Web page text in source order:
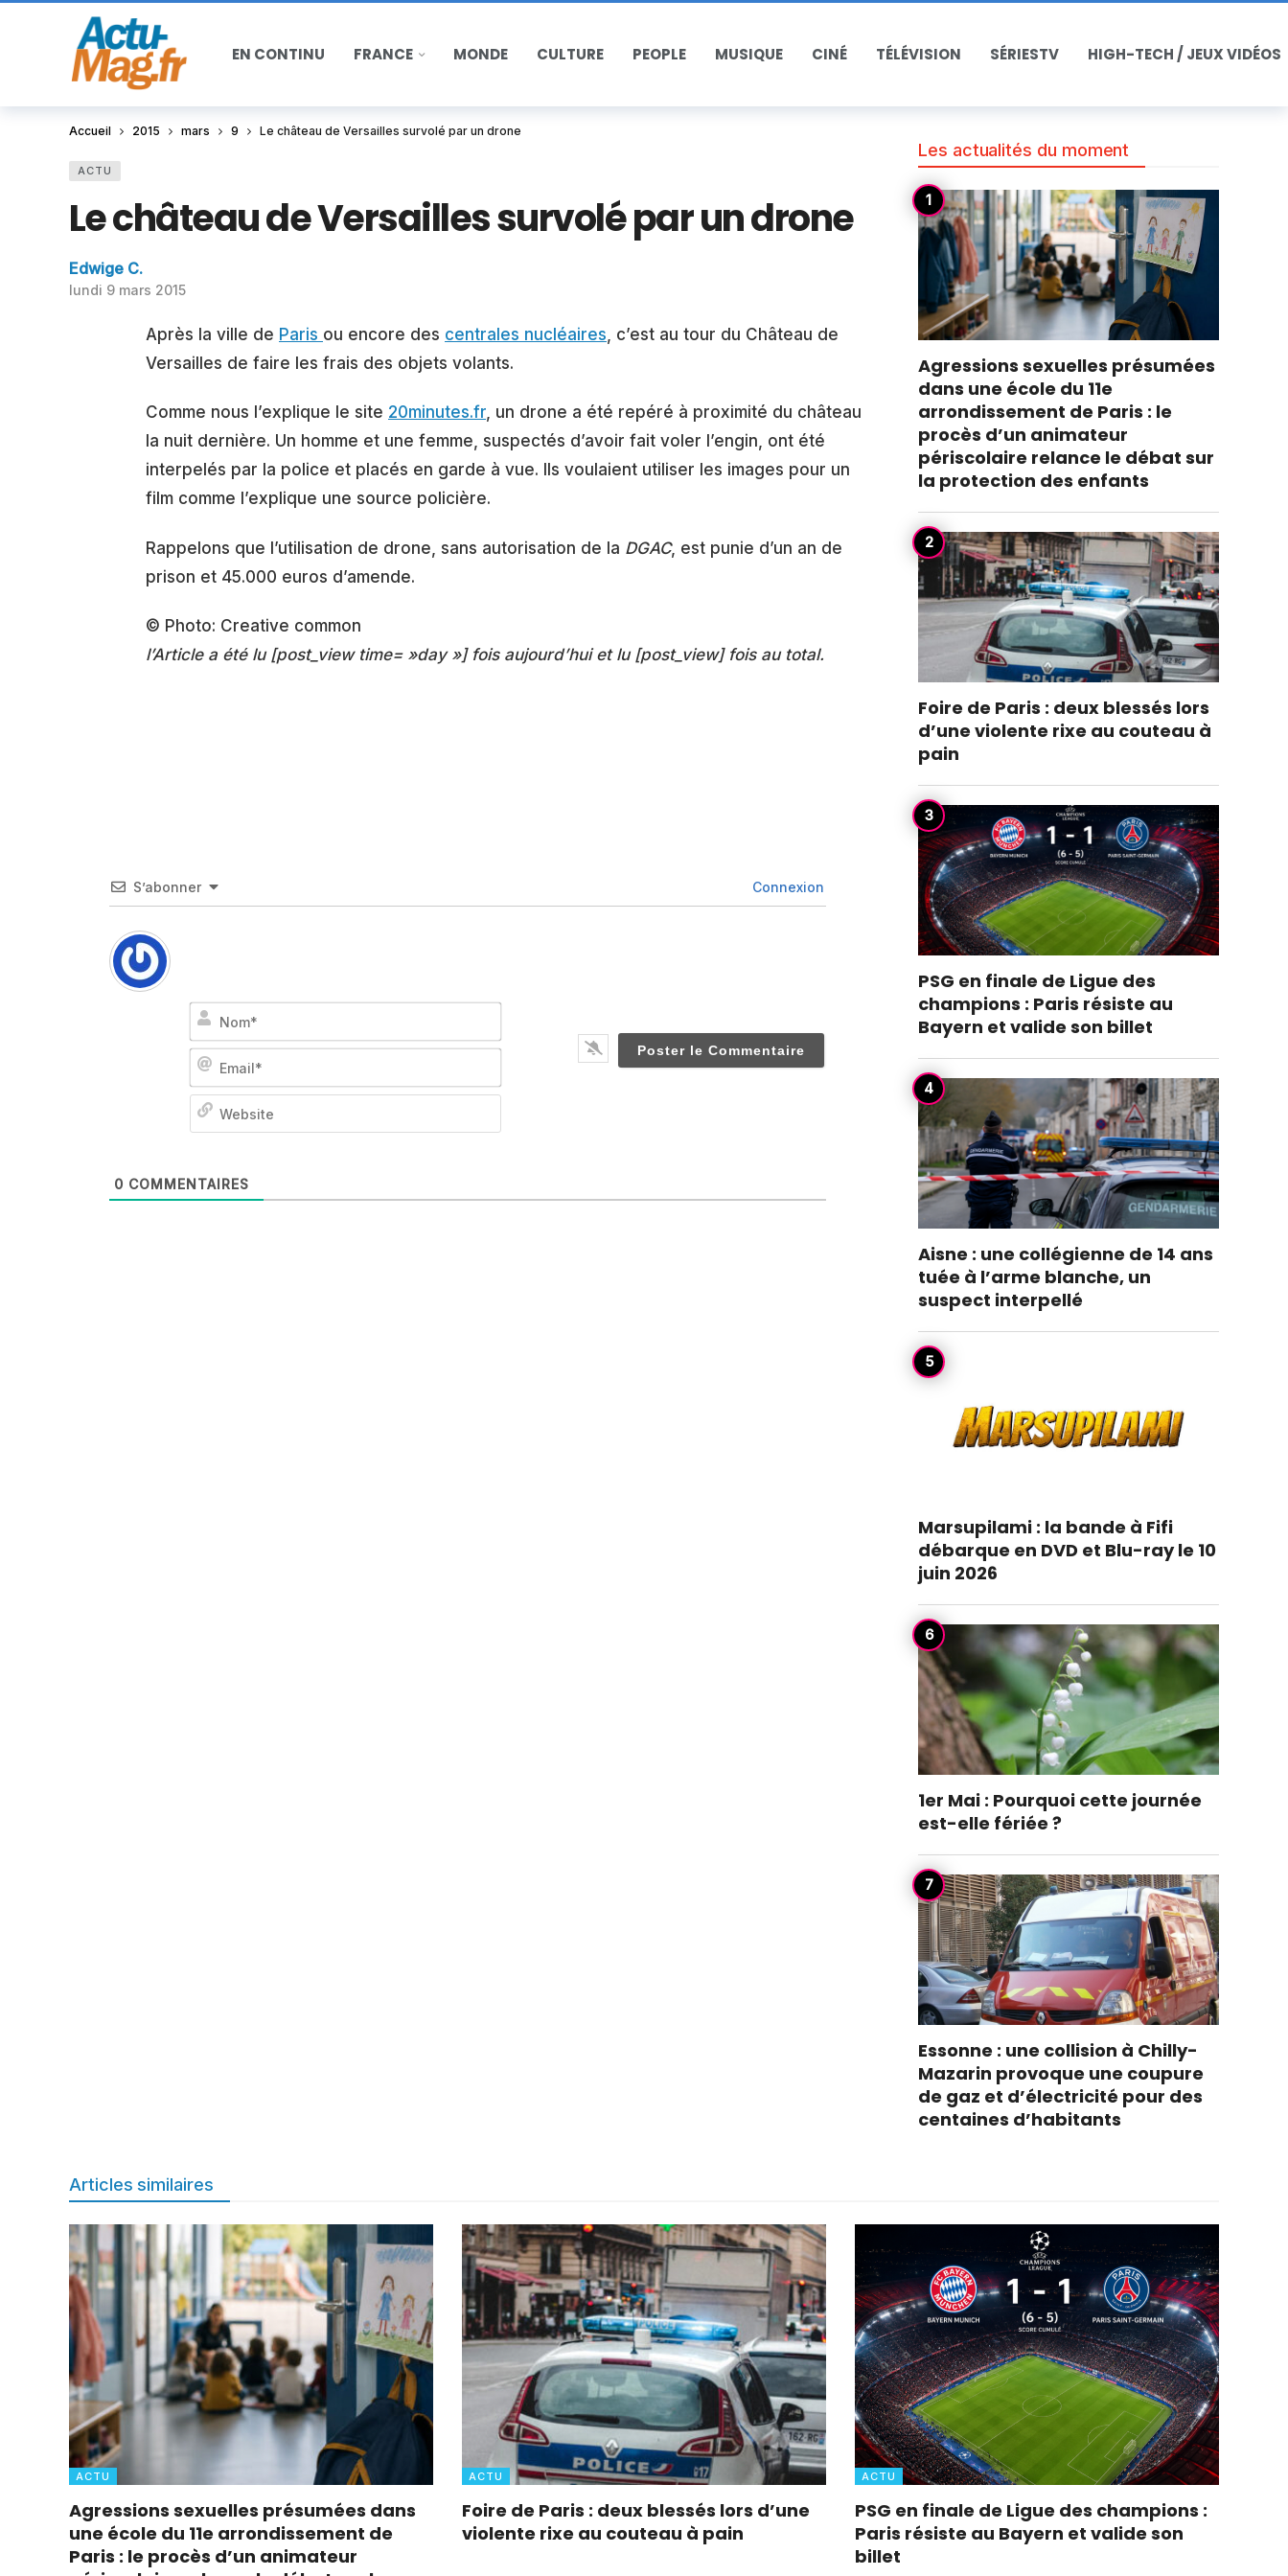
EN CONTINU FRANCE MONDE CULTURE PEOPLE MUSIQUE CINÉ TÉLÉVISION SÉRIESTV HIGH-TECH / JEUX VIDÉOS
Accueil 2015 mars 9 Le château de Versailles survolé par un drone
ACTU
Le château de Versailles survolé par un drone
Edwige C.
lundi 9 mars 2015
Après la ville de Paris ou encore des centrales nucléaires, c’est au tour du Château de
Versailles de faire les frais des objets volants.
Comme nous l’explique le site 20minutes.fr, un drone a été repéré à proximité du château
la nuit dernière. Un homme et une femme, suspectés d’avoir fait voler l’engin, ont été
interpelés par la police et placés en garde à vue. Ils voulaient utiliser les images pour un
film comme l’explique une source policière.
Rappelons que l’utilisation de drone, sans autorisation de la DGAC, est punie d’un an de
prison et 45.000 euros d’amende.
© Photo: Creative common
l’Article a été lu [post_view time= »day »] fois aujourd’hui et lu [post_view] fois au total.
S’abonner Connexion
Nom*
Email*
Website
0 COMMENTAIRES
Les actualités du moment
Agressions sexuelles présumées
dans une école du 11e
arrondissement de Paris : le
procès d’un animateur
périscolaire relance le débat sur
la protection des enfants
Foire de Paris : deux blessés lors
d’une violente rixe au couteau à
pain
PSG en finale de Ligue des
champions : Paris résiste au
Bayern et valide son billet
Aisne : une collégienne de 14 ans
tuée à l’arme blanche, un
suspect interpellé
Marsupilami : la bande à Fifi
débarque en DVD et Blu-ray le 10
juin 2026
1er Mai : Pourquoi cette journée
est-elle fériée ?
Essonne : une collision à Chilly-
Mazarin provoque une coupure
de gaz et d’électricité pour des
centaines d’habitants
Articles similaires
ACTU
Agressions sexuelles présumées dans
une école du 11e arrondissement de
Paris : le procès d’un animateur
ACTU
Foire de Paris : deux blessés lors d’une
violente rixe au couteau à pain
ACTU
PSG en finale de Ligue des champions :
Paris résiste au Bayern et valide son
billet